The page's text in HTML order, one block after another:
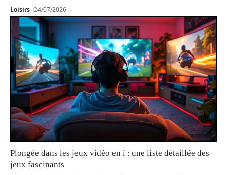
Loisirs 24/07/2026
Plongée dans les jeux vidéo en i : une liste détaillée des
jeux fascinants